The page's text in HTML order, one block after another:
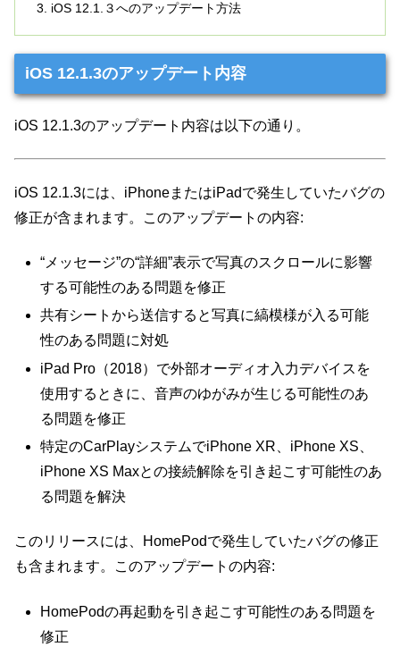
iOS 12.1.３へのアップデート方法
iOS 12.1.3のアップデート内容
iOS 12.1.3のアップデート内容は以下の通り。
iOS 12.1.3には、iPhoneまたはiPadで発生していたバグの
修正が含まれます。このアップデートの内容:
“メッセージ”の“詳細”表示で写真のスクロールに影響
する可能性のある問題を修正
共有シートから送信すると写真に縞模様が入る可能
性のある問題に対処
iPad Pro（2018）で外部オーディオ入力デバイスを
使用するときに、音声のゆがみが生じる可能性のあ
る問題を修正
特定のCarPlayシステムでiPhone XR、iPhone XS、
iPhone XS Maxとの接続解除を引き起こす可能性のあ
る問題を解決
このリリースには、HomePodで発生していたバグの修正
も含まれます。このアップデートの内容:
HomePodの再起動を引き起こす可能性のある問題を
修正